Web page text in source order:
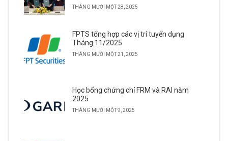
THÁNG MƯỜI MỘT 28, 2025
FPTS tổng hợp các vị trí tuyển dụng
Tháng 11/2025
THÁNG MƯỜI MỘT 21, 2025
Học bổng chứng chỉ FRM và RAI năm
2025
THÁNG MƯỜI MỘT 9, 2025